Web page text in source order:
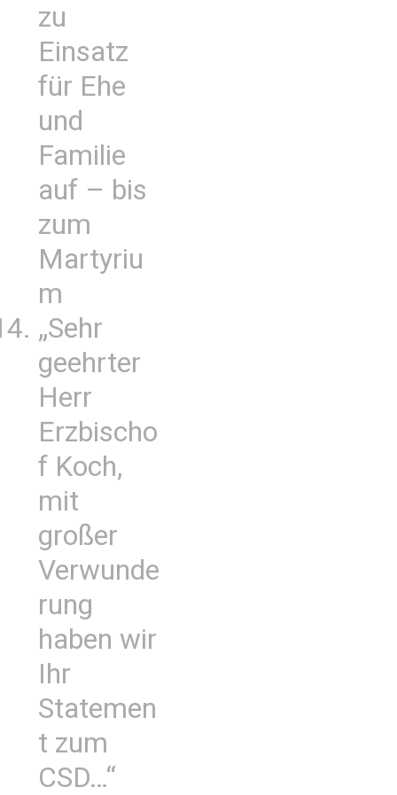
zu
Einsatz
für Ehe
und
Familie
auf – bis
zum
Martyriu
m
„Sehr
geehrter
Herr
Erzbischo
f Koch,
mit
großer
Verwunde
rung
haben wir
Ihr
Statemen
t zum
CSD…“